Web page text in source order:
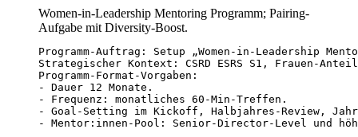
Women-in-Leadership Mentoring Programm; Pairing-
Aufgabe mit Diversity-Boost.
Programm-Auftrag: Setup „Women-in-Leadership
Strategischer Kontext: CSRD ESRS S1, Frauen-
Programm-Format-Vorgaben:
- Dauer 12 Monate.
- Frequenz: monatliches 60-Min-Treffen.
- Goal-Setting im Kickoff, Halbjahres-Review,
- Mentor:innen-Pool: Senior-Director-Level und